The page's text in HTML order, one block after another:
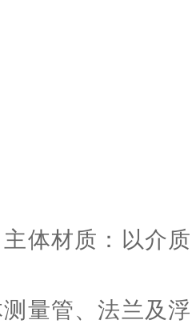
材质：以介质
管、法兰及浮